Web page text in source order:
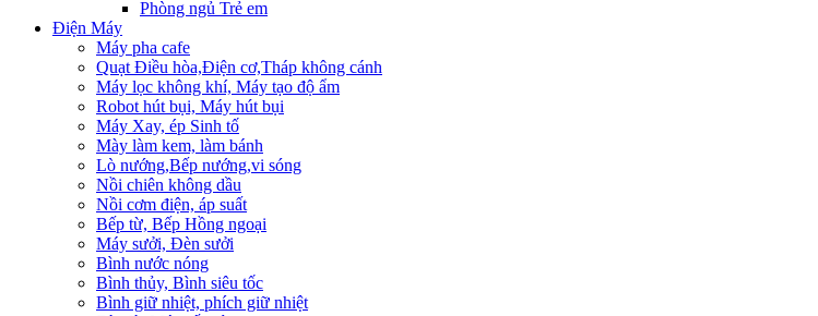
Phòng ngủ Trẻ em
Điện Máy
Máy pha cafe
Quạt Điều hòa,Điện cơ,Tháp không cánh
Máy lọc không khí, Máy tạo độ ẩm
Robot hút bụi, Máy hút bụi
Máy Xay, ép Sinh tố
Mày làm kem, làm bánh
Lò nướng,Bếp nướng,vi sóng
Nồi chiên không dầu
Nồi cơm điện, áp suất
Bếp từ, Bếp Hồng ngoại
Máy sưởi, Đèn sưởi
Bình nước nóng
Bình thủy, Bình siêu tốc
Bình giữ nhiệt, phích giữ nhiệt